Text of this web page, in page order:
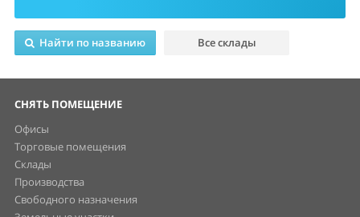
Найти по названию Все склады
СНЯТЬ ПОМЕЩЕНИЕ
Офисы
Торговые помещения
Склады
Производства
Свободного назначения